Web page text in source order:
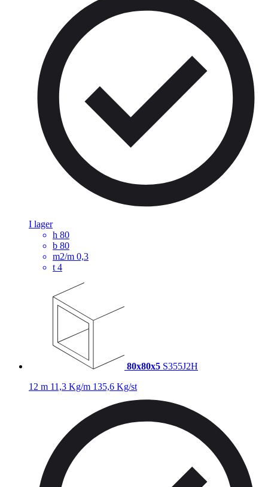
I lager
h 80
b 80
m2/m 0,3
t 4
80x80x5 S355J2H
12 m 11,3 Kg/m 135,6 Kg/st